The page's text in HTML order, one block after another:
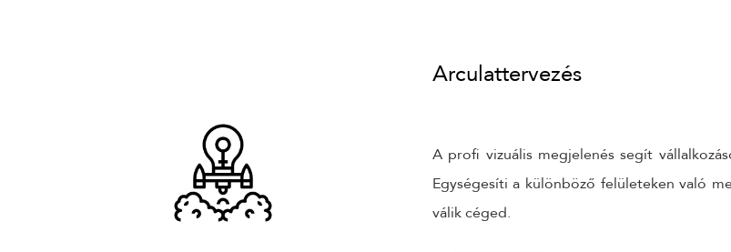
Arculattervezés
A profi vizuális megjelenés segít
Egységesíti a különböző felületeken való
válik céged.